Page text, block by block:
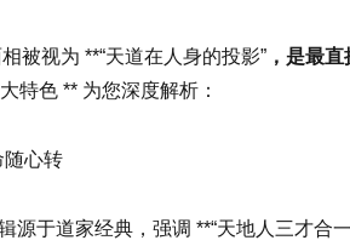
被视为 **“天道在人身的投影” ，是最
特色 ** 为您深度解析：
随心转
源于道家经典，强调 **“天地人三才合一